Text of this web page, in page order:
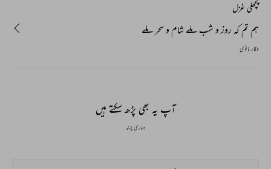
پچھلی غزل
ہم تم کہ روز و شب ملے شام و سحر ملے
وقار مانوی
آپ یہ بھی پڑھ سکتے ہیں
ہماری پسند